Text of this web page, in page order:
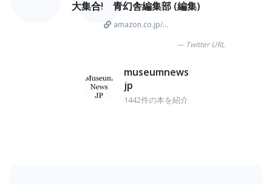
大集合! 青幻舎編集部 (編集)
amazon.co.jp/...
Twitter URL
museumnews
jp
1442件の本を紹介